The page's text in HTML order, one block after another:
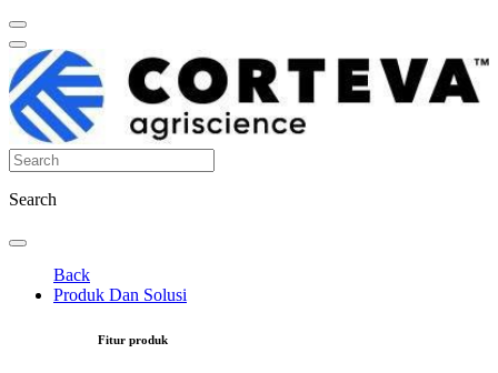
Search
Back
Produk Dan Solusi
Fitur produk